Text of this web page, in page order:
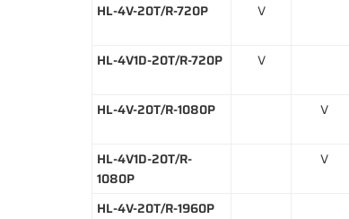
HL-4V-20T/R-720P
V
HL-4V1D-20T/R-720P
V
HL-4V-20T/R-1080P
V
HL-4V1D-20T/R-
1080P
V
HL-4V-20T/R-1960P